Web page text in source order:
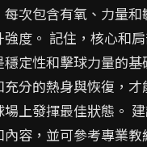
次包含有氧、力量
度。 記住，核心和
定性和擊球力量的基
分的熱身與恢復，
上發揮最佳狀態。
容，並可參考專業